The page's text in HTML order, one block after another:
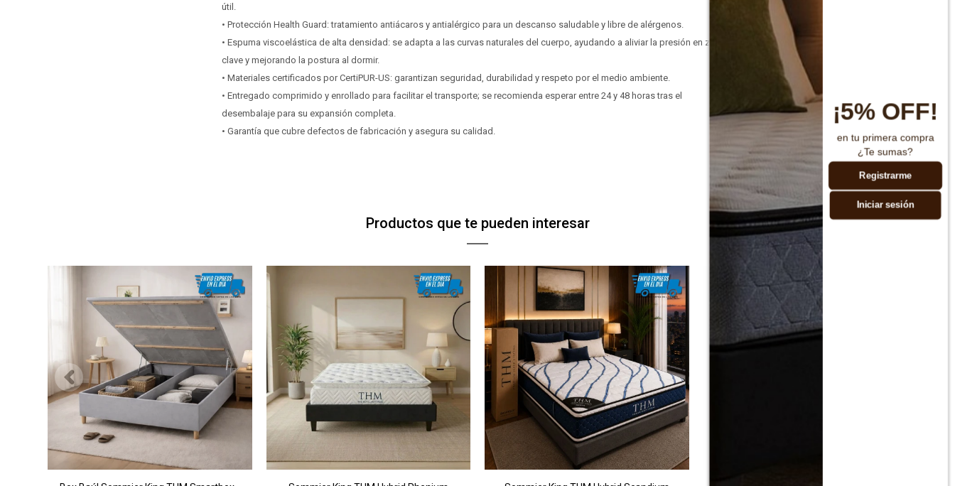
útil.
• Protección Health Guard: tratamiento antiácaros y antialérgico para un descanso saludable y libre de alérgenos.
• Espuma viscoelástica de alta densidad: se adapta a las curvas naturales del cuerpo, ayudando a aliviar la presión en zonas
clave y mejorando la postura al dormir.
• Materiales certificados por CertiPUR-US: garantizan seguridad, durabilidad y respeto por el medio ambiente.
• Entregado comprimido y enrollado para facilitar el transporte; se recomienda esperar entre 24 y 48 horas tras el
desembalaje para su expansión completa.
• Garantía que cubre defectos de fabricación y asegura su calidad.
Productos que te pueden interesar
Continuar
Continuar
¡5% OFF!
en tu primera compra
¿Te sumas?
Registrarme
Iniciar sesión